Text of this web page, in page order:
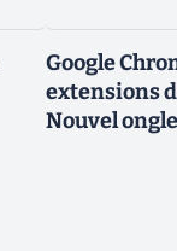
Google
extensions
Nouvel